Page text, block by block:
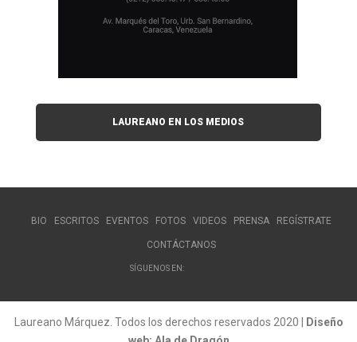
LAUREANO EN LOS MEDIOS
BIO ESCRITOS EVENTOS FOTOS VIDEOS PRENSA REGÍSTRATE
CONTÁCTANOS
SÍGUENOS EN:
Laureano Márquez. Todos los derechos reservados 2020 | Diseño